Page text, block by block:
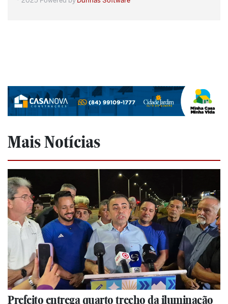
Mais Notícias
Prefeito entrega quarto trecho da iluminação